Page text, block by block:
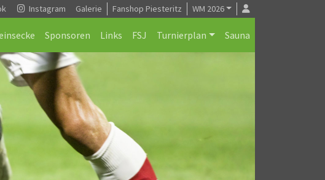
Instagram Galerie Fanshop Piesteritz WM 2026
Sponsoren Links FSJ Turnierplan Sauna